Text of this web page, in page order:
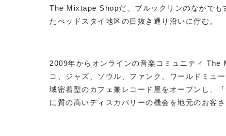
The Mixtape Shopだ。ブルックリンのなかでも
たべッドスタイ地区の目抜き通り沿いに佇む。
2009年からオンラインの音楽コミュニティ
コ、ジャズ、ソウル、ファンク、ワールドミュ
域密着型のカフェ兼レコード屋をオープンし、
に質の高いディスカバリーの機会を地元のお客さ